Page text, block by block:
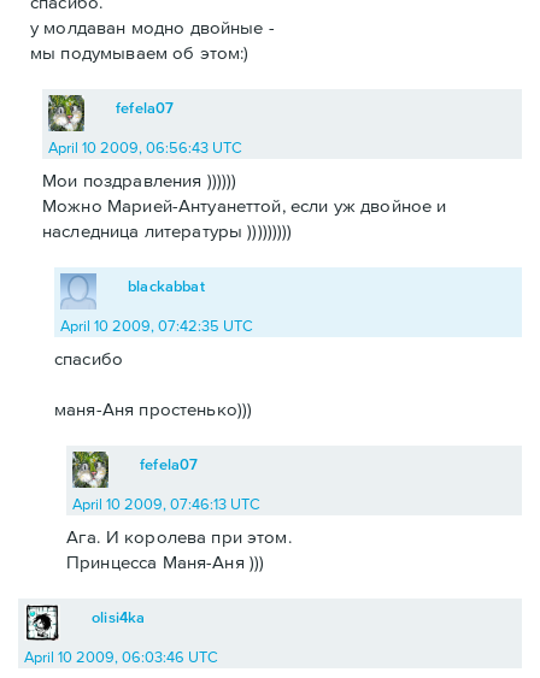
у молдаван модно двойные -
мы подумываем об этом:)
fefela07
April 10 2009, 06:56:43 UTC
Мои поздравления ))))))
Можно Марией-Антуанеттой, если уж двойное и
наследница литературы )))))))))
blackabbat
April 10 2009, 07:42:35 UTC
спасибо
маня-Аня простенько)))
fefela07
April 10 2009, 07:46:13 UTC
Ага. И королева при этом.
Принцесса Маня-Аня )))
olisi4ka
April 10 2009, 06:03:46 UTC